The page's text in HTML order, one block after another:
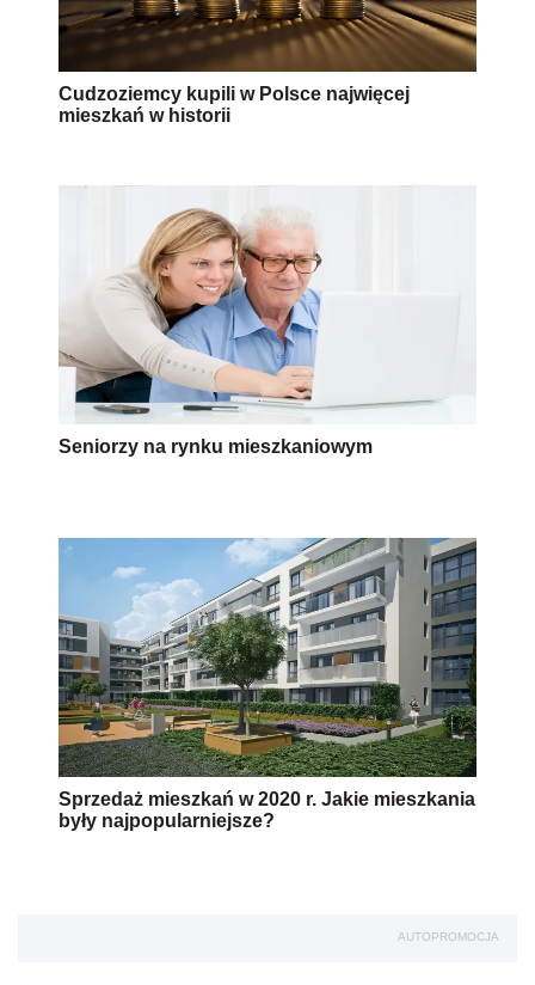
Cudzoziemcy kupili w Polsce najwięcej
mieszkań w historii
Seniorzy na rynku mieszkaniowym
Sprzedaż mieszkań w 2020 r. Jakie mieszkania
były najpopularniejsze?
AUTOPROMOCJA